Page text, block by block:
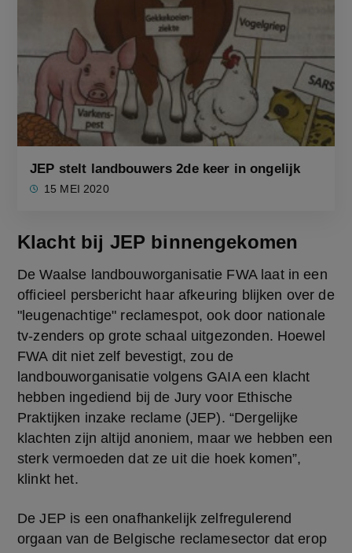
JEP stelt landbouwers 2de keer in ongelijk
15 MEI 2020
Klacht bij JEP binnengekomen
De Waalse landbouworganisatie FWA laat in een
officieel persbericht haar afkeuring blijken over de
"leugenachtige" reclamespot, ook door nationale
tv-zenders op grote schaal uitgezonden. Hoewel
FWA dit niet zelf bevestigt, zou de
landbouworganisatie volgens GAIA een klacht
hebben ingediend bij de Jury voor Ethische
Praktijken inzake reclame (JEP). “Dergelijke
klachten zijn altijd anoniem, maar we hebben een
sterk vermoeden dat ze uit die hoek komen”,
klinkt het.
De JEP is een onafhankelijk zelfregulerend
orgaan van de Belgische reclamesector dat erop